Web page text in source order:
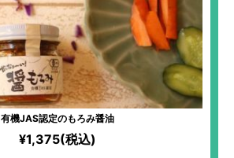
有機JAS認定のもろみ醤油
¥1,375(税込)